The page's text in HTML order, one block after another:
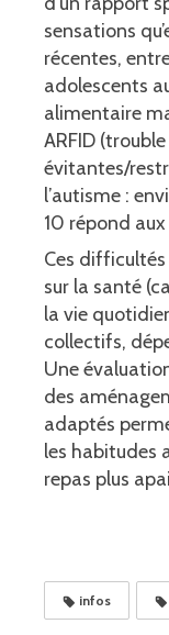
sensations
récentes,
adolescents
alimentaire
ARFID
évitantes/
l’autisme :
10 répond
Ces
sur la santé
la vie
collectifs,
Une
des
adaptés
les habitudes
repas plus
infos